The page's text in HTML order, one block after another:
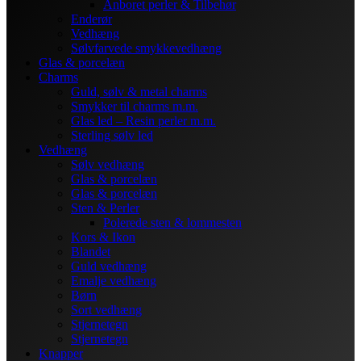
Anboret perler & Tilbehør
Enderør
Vedhæng
Sølvfarvede smykkevedhæng
Glas & porcelæn
Charms
Guld, sølv & metal charms
Smykker til charms m.m.
Glas led – Resin perler m.m.
Sterling sølv led
Vedhæng
Sølv vedhæng
Glas & porcelæn
Glas & porcelæn
Sten & Perler
Polerede sten & lommesten
Kors & Ikon
Blandet
Guld vedhæng
Emalje vedhæng
Børn
Sort vedhæng
Stjernetegn
Stjernetegn
Knapper